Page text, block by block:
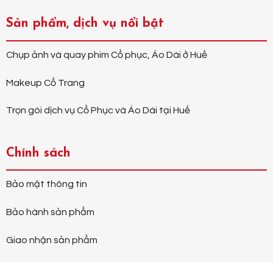
Sản phẩm, dịch vụ nổi bật
Chụp ảnh và quay phim Cổ phục, Áo Dài ở Huế
Makeup Cổ Trang
Trọn gói dịch vụ Cổ Phục và Áo Dài tại Huế
Chính sách
Bảo mật thông tin
Bảo hành sản phẩm
Giao nhận sản phẩm